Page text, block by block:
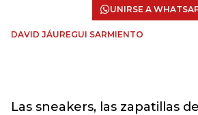
UNIRSE A
DAVID JÁUREGUI SARMIENTO
Las sneakers, las zapatillas